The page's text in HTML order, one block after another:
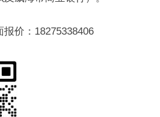
价：18275338406